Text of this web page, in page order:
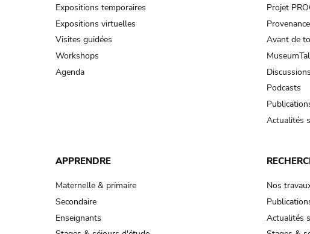
Expositions temporaires
Expositions virtuelles
Visites guidées
Workshops
Agenda
Projet
Avant de
Podcasts
Actualités
APPRENDRE
Maternelle & primaire
Secondaire
Enseignants
Nos
Actualités